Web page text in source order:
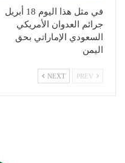
في مثل هذا اليوم 18 أبريل
جرائم العدوان الأمريكي
السعودي الإماراتي بحق
اليمن
NEXT